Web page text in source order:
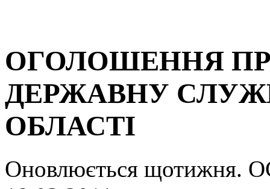
ОГОЛОШЕННЯ
ДЕРЖАВНУ
ОБЛАСТІ
Оновлюється